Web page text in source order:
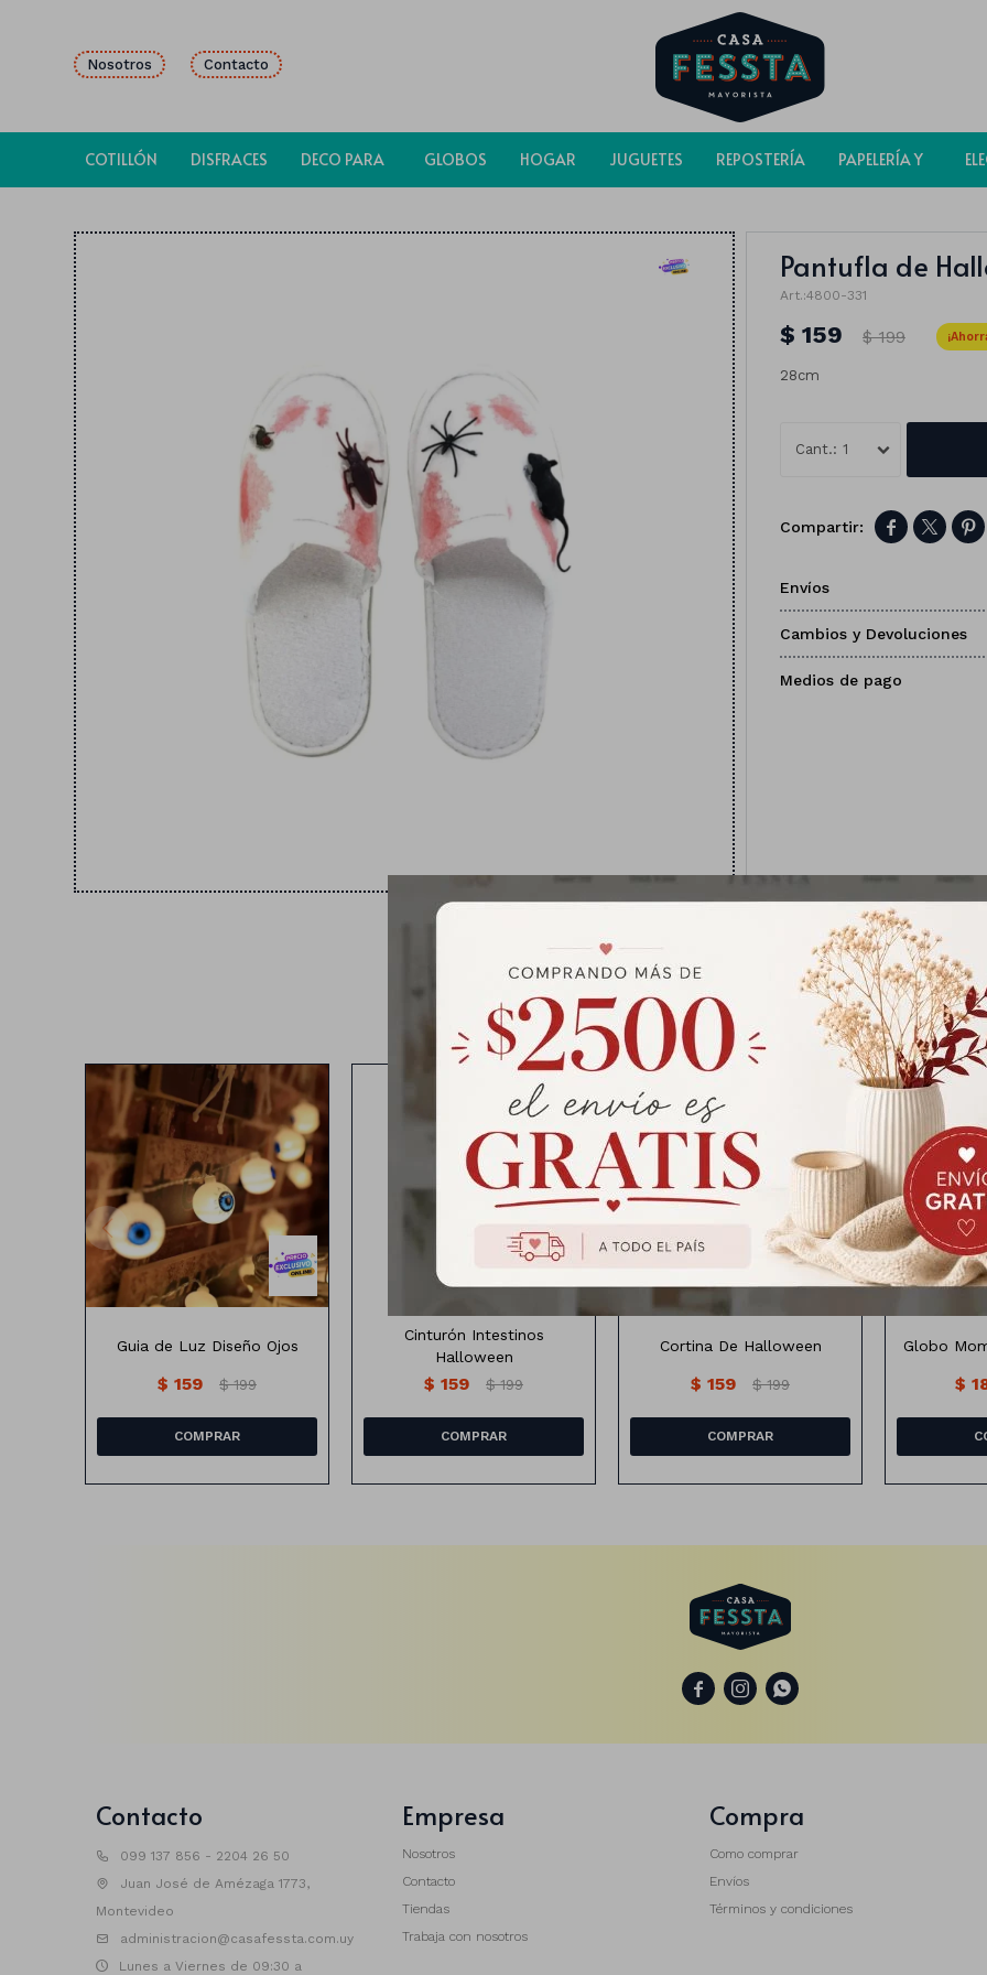
COTILLÓN DISFRACES DECO PARA GLOBOS HOGAR JUGUETES REPOSTERÍA PAPELERÍA Y
Nosotros Contacto
Pantufla de
4800-331
$ 159 $ 199
28cm
1
  
Envíos
Cambios y Devoluciones
Medios de pago
Productos que te pueden interesar
1.5 metros (10 ojos)
A pila
Guia de Luz Diseño Ojos
$ 159 $ 199
Cinturón Intestinos Halloween
Cinturón Intestinos
Halloween
$ 159 $ 199
Cortina de tela, manchada
con sangre.
100 CM X 190 CM
Cortina De Halloween
$ 159 $ 199
Globo
Globo
$
  
Contacto
099 137 856 - 2204 26 50
Juan José de Amézaga 1773,
Montevideo
administracion@casafessta.com.uy
Lunes a Viernes de 09:30 a
Empresa
Nosotros
Contacto
Tiendas
Trabaja con nosotros
Compra
Como comprar
Envíos
Términos y condiciones